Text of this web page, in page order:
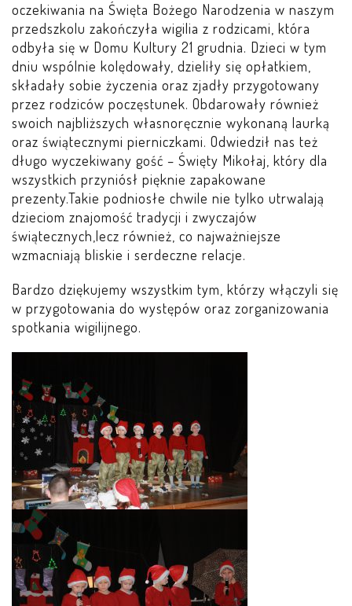
ŻABKI – BYSŁAW
SOWY – BYSŁAW
WIEWIÓRKI – BYSŁAW
MISIE – BYSŁAW
PSZCZÓŁKI – LUBIEWO
WIEWIÓRKI – LUBIEWO
ŻABKI – LUBIEWO
WIEWIÓRKI – SUCHA
STATUT I STANDARDY
OCHRONY MAŁOLETNICH
PROCEDURY I REGULAMINY
DEKLARACJA DOSTĘPNOŚCI
RADOŚĆ – ZABAWA – NAUKA
oczekiwania na Święta Bożego Narodzenia w naszym
przedszkolu zakończyła wigilia z rodzicami, która
odbyła się w Domu Kultury 21 grudnia. Dzieci w tym
dniu wspólnie kolędowały, dzieliły się opłatkiem,
składały sobie życzenia oraz zjadły przygotowany
przez rodziców poczęstunek. Obdarowały również
swoich najbliższych własnoręcznie wykonaną laurką
oraz świątecznymi pierniczkami. Odwiedził nas też
długo wyczekiwany gość – Święty Mikołaj, który dla
wszystkich przyniósł pięknie zapakowane
prezenty.Takie podniosłe chwile nie tylko utrwalają
dzieciom znajomość tradycji i zwyczajów
świątecznych,lecz również, co najważniejsze
wzmacniają bliskie i serdeczne relacje.
Bardzo dziękujemy wszystkim tym, którzy włączyli się
w przygotowania do występów oraz zorganizowania
spotkania wigilijnego.